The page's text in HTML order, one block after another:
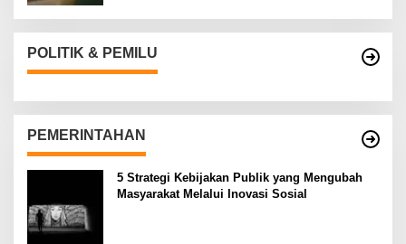
POLITIK & PEMILU
PEMERINTAHAN
5 Strategi Kebijakan Publik yang Mengubah
Masyarakat Melalui Inovasi Sosial